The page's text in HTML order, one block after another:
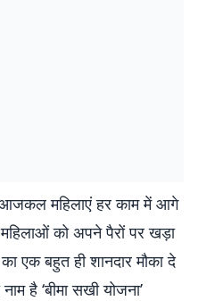
महिलाएं हर काम में आगे
को अपने पैरों पर खड़ा
एक बहुत ही शानदार मौका दे
है ‘बीमा सखी योजना’